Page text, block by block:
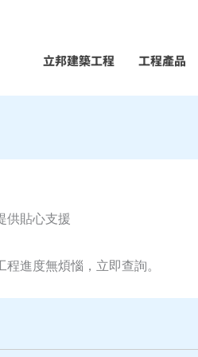
立邦建築工程 工程產品
供貼心支援
進度無煩惱，立即查詢。